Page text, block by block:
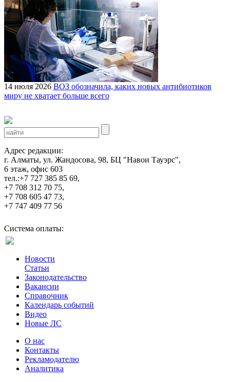
14 июля 2026 ВОЗ обозначила, каких новых антибиотиков
миру не хватает больше всего
Адрес редакции:
г. Алматы, ул. Жандосова, 98, БЦ "Навои Тауэрс",
6 этаж, офис 603
тел.:+7 727 385 85 69,
+7 708 312 70 75,
+7 708 605 47 73,
+7 747 409 77 56
Система оплаты:
Новости
Статьи
Законодательство
Вакансии
Справочник
Календарь событий
Видео
Новые ЛС
О нас
Контакты
Рекламодателю
Аналитика